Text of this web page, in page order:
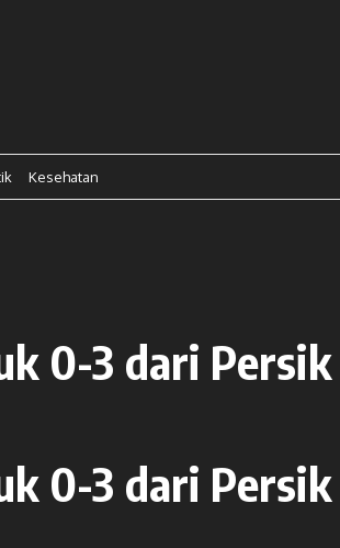
Kesehatan
0-3 dari
0-3 dari